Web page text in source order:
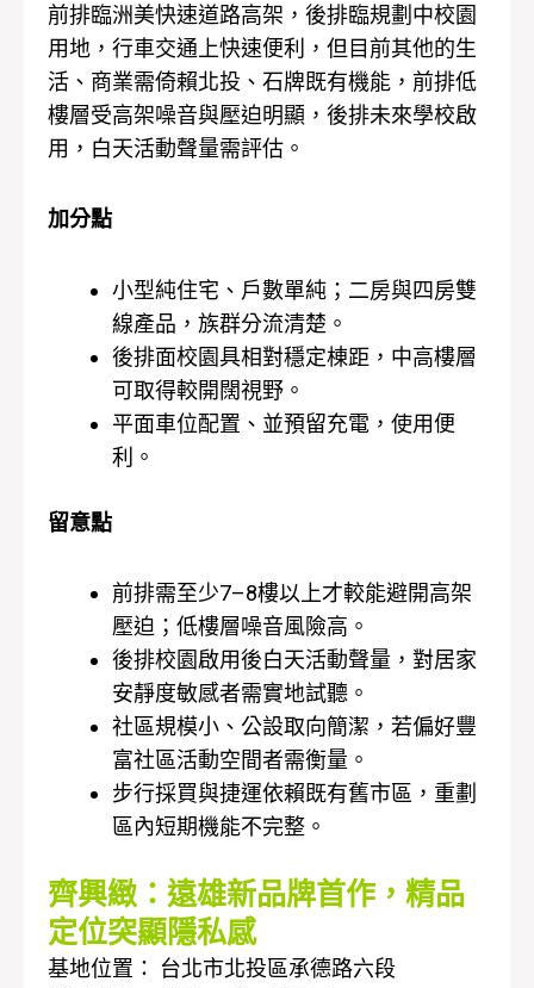
前排臨洲美快速道路高架，後排臨規劃中校園
用地，行車交通上快速便利，但目前其他的生
活、商業需倚賴北投、石牌既有機能，前排低
樓層受高架噪音與壓迫明顯，後排未來學校啟
用，白天活動聲量需評估。
加分點
小型純住宅、戶數單純；二房與四房雙
線產品，族群分流清楚。
後排面校園具相對穩定棟距，中高樓層
可取得較開闊視野。
平面車位配置、並預留充電，使用便
利。
留意點
前排需至少7–8樓以上才較能避開高架
壓迫；低樓層噪音風險高。
後排校園啟用後白天活動聲量，對居家
安靜度敏感者需實地試聽。
社區規模小、公設取向簡潔，若偏好豐
富社區活動空間者需衡量。
步行採買與捷運依賴既有舊市區，重劃
區內短期機能不完整。
齊興緻：遠雄新品牌首作，精品
定位突顯隱私感
基地位置： 台北市北投區承德路六段